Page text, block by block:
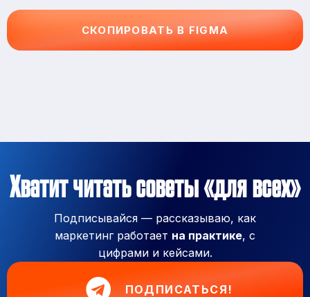
СКОПИРОВАТЬ В FIGMA
Хватит читать советы «для всех»
Подписывайся — рассказываю, как
маркетинг работает на практике, с
цифрами и кейсами.
ПОДПИСАТЬСЯ!